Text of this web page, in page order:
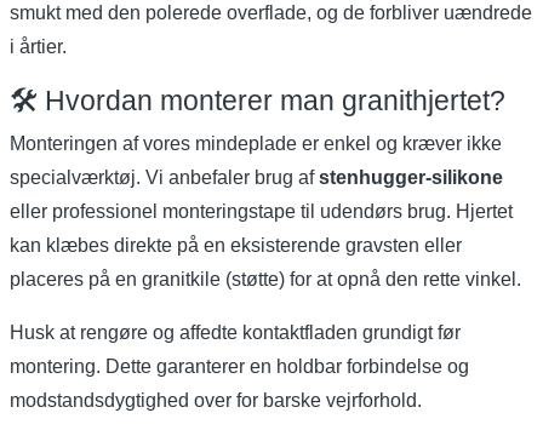
smukt med den polerede overflade, og de forbliver uændrede
i årtier.
🛠️ Hvordan monterer man granithjertet?
Monteringen af vores mindeplade er enkel og kræver ikke
specialværktøj. Vi anbefaler brug afstenhugger-silikone
eller professionel monteringstape til udendørs brug. Hjertet
kan klæbes direkte på en eksisterende gravsten eller
placeres på en granitkile (støtte) for at opnå den rette vinkel.
Husk at rengøre og affedte kontaktfladen grundigt før
montering. Dette garanterer en holdbar forbindelse og
modstandsdygtighed over for barske vejrforhold.